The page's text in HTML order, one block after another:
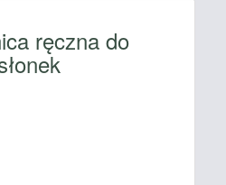
ręczna do